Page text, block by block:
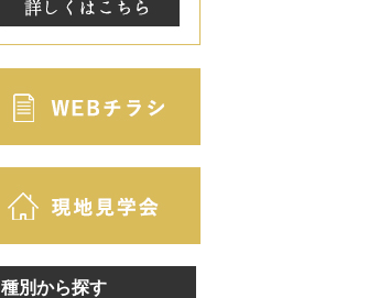
種別から探す